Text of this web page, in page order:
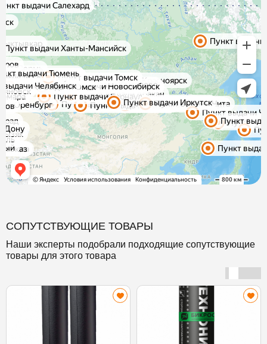
СОПУТСТВУЮЩИЕ ТОВАРЫ
Наши эксперты подобрали подходящие сопутствующие
товары для этого товара